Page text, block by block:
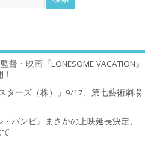
・映画『LONESOME VACATION』
ターズ（株）」9/17、第七藝術劇場
バンビ』まさかの上映延長決定、